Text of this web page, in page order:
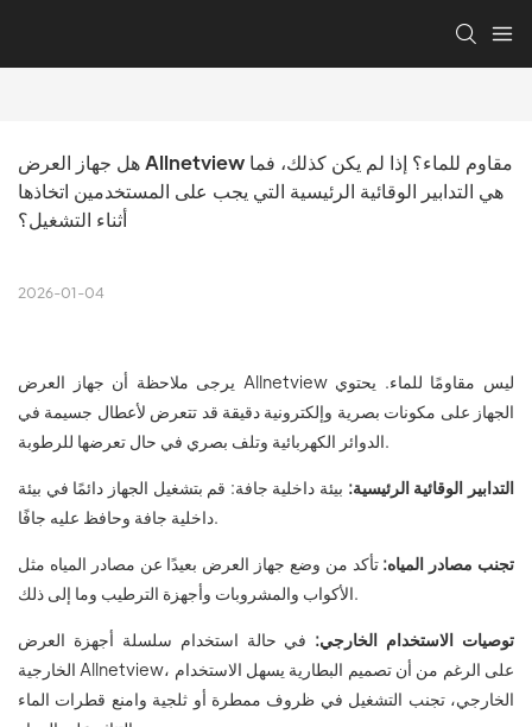
هل جهاز العرض Allnetview مقاوم للماء؟ إذا لم يكن كذلك، فما
هي التدابير الوقائية الرئيسية التي يجب على المستخدمين اتخاذها
أثناء التشغيل؟
2026-01-04
يرجى ملاحظة أن جهاز العرض Allnetview ليس مقاومًا للماء. يحتوي
الجهاز على مكونات بصرية وإلكترونية دقيقة قد تتعرض لأعطال جسيمة في
الدوائر الكهربائية وتلف بصري في حال تعرضها للرطوبة.
التدابير الوقائية الرئيسية: بيئة داخلية جافة: قم بتشغيل الجهاز دائمًا في بيئة
داخلية جافة وحافظ عليه جافًا.
تجنب مصادر المياه: تأكد من وضع جهاز العرض بعيدًا عن مصادر المياه مثل
الأكواب والمشروبات وأجهزة الترطيب وما إلى ذلك.
توصيات الاستخدام الخارجي: في حالة استخدام سلسلة أجهزة العرض
الخارجية Allnetview، على الرغم من أن تصميم البطارية يسهل الاستخدام
الخارجي، تجنب التشغيل في ظروف ممطرة أو ثلجية وامنع قطرات الماء